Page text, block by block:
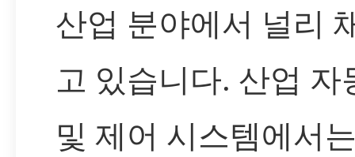
산업 분야에서 널리
고 있습니다. 산업 자
및 제어 시스템에서